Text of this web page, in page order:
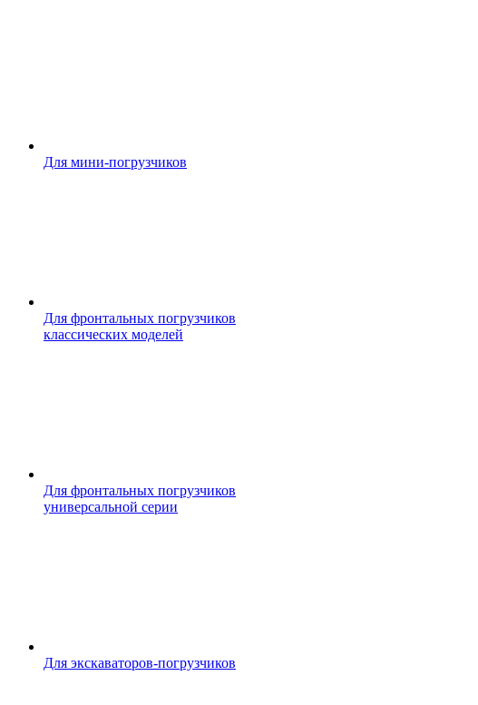
Для мини-погрузчиков
Для фронтальных погрузчиков
классических моделей
Для фронтальных погрузчиков
универсальной серии
Для экскаваторов-погрузчиков